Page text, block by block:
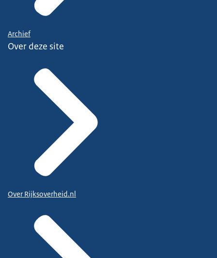
Archief
Over deze site
Over Rijksoverheid.nl